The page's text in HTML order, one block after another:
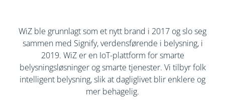
WiZ ble grunnlagt som et nytt brand i 2017 og slo seg
sammen med Signify, verdensførende i belysning, i
2019. WiZ er en IoT-plattform for smarte
belysningsløsninger og smarte tjenester. Vi tilbyr folk
intelligent belysning, slik at dagliglivet blir enklere og
mer behagelig.